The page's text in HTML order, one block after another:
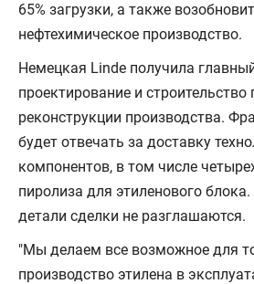
65% загрузки, а также
нефтехимическое производство.
Немецкая Linde получила
проектирование и строительство
реконструкции производства.
будет отвечать за доставку
компонентов, в том числе
пиролиза для этиленового
детали сделки не разглашаются.
"Мы делаем все возможное для
производство этилена в